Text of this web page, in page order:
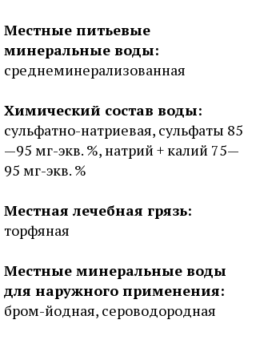
Местные питьевые
минеральные воды:
среднеминерализованная
Химический состав воды:
сульфатно-натриевая, сульфаты 85
—95 мг-экв. %, натрий + калий 75—
95 мг-экв. %
Местная лечебная грязь:
торфяная
Местные минеральные воды
для наружного применения:
бром-йодная, сероводородная